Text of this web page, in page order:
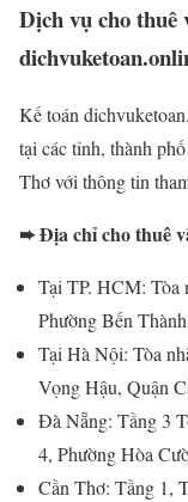
Dịch vụ cho thuê
Kế toán
tại các tỉnh, thành
Thơ với thông tin
➨ Địa chỉ cho thuê
Tại TP. HCM: Tòa
Phường Bến
Tại Hà Nội: Tòa
Vọng Hậu, Quận
Đà Nẵng: Tầng 3
4, Phường Hòa
Cần Thơ: Tầng 1,